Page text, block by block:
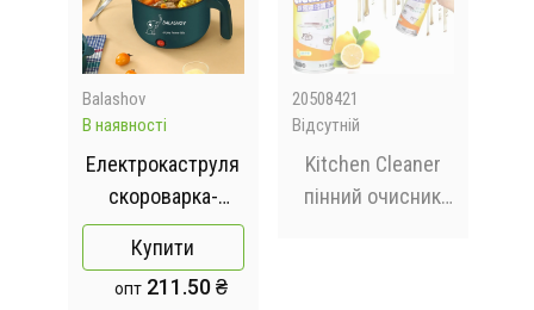
Balashov
В наявності
Електрокаструля
скороварка-
рисоварка
Balashov 1.5 л
Купити
опт211.50 ₴
20508421
Відсутній
Kitchen Cleaner
пінний очисник